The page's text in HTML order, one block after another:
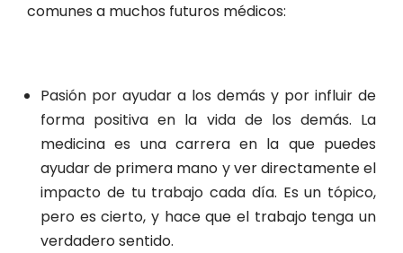
comunes a muchos futuros médicos:
Pasión por ayudar a los demás y por influir de
forma positiva en la vida de los demás. La
medicina es una carrera en la que puedes
ayudar de primera mano y ver directamente el
impacto de tu trabajo cada día. Es un tópico,
pero es cierto, y hace que el trabajo tenga un
verdadero sentido.